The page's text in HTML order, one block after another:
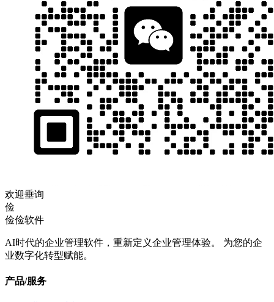
欢迎垂询
俭
俭俭软件
AI时代的企业管理软件，重新定义企业管理体验。 为您的企
业数字化转型赋能。
产品/服务